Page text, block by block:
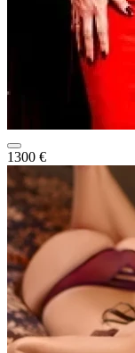
1300 €